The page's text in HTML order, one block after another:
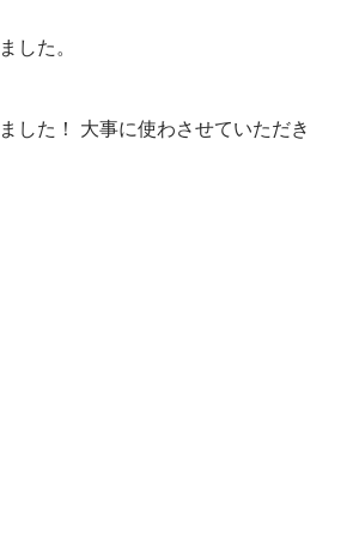
した。
した！ 大事に使わさせていただき